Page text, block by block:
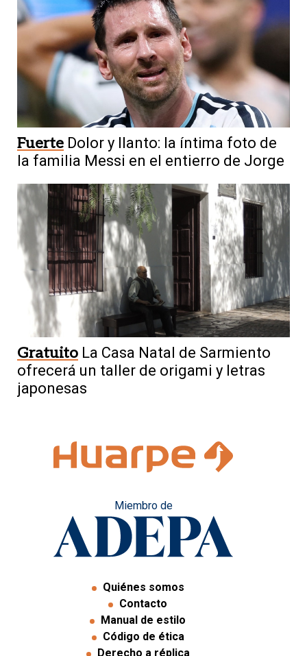
Fuerte Dolor y llanto: la íntima foto de
la familia Messi en el entierro de Jorge
Gratuito La Casa Natal de Sarmiento
ofrecerá un taller de origami y letras
japonesas
Miembro de
Quiénes somos
Contacto
Manual de estilo
Código de ética
Derecho a réplica